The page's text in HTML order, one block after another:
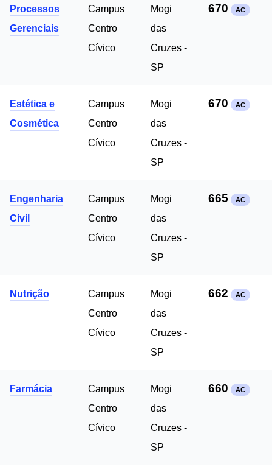
Processos
Gerenciais
Campus
Centro
Cívico
Mogi
das
Cruzes -
SP
670 AC
Estética e
Cosmética
Campus
Centro
Cívico
Mogi
das
Cruzes -
SP
670 AC
Engenharia
Civil
Campus
Centro
Cívico
Mogi
das
Cruzes -
SP
665 AC
Nutrição
Campus
Centro
Cívico
Mogi
das
Cruzes -
SP
662 AC
Farmácia
Campus
Centro
Cívico
Mogi
das
Cruzes -
SP
660 AC